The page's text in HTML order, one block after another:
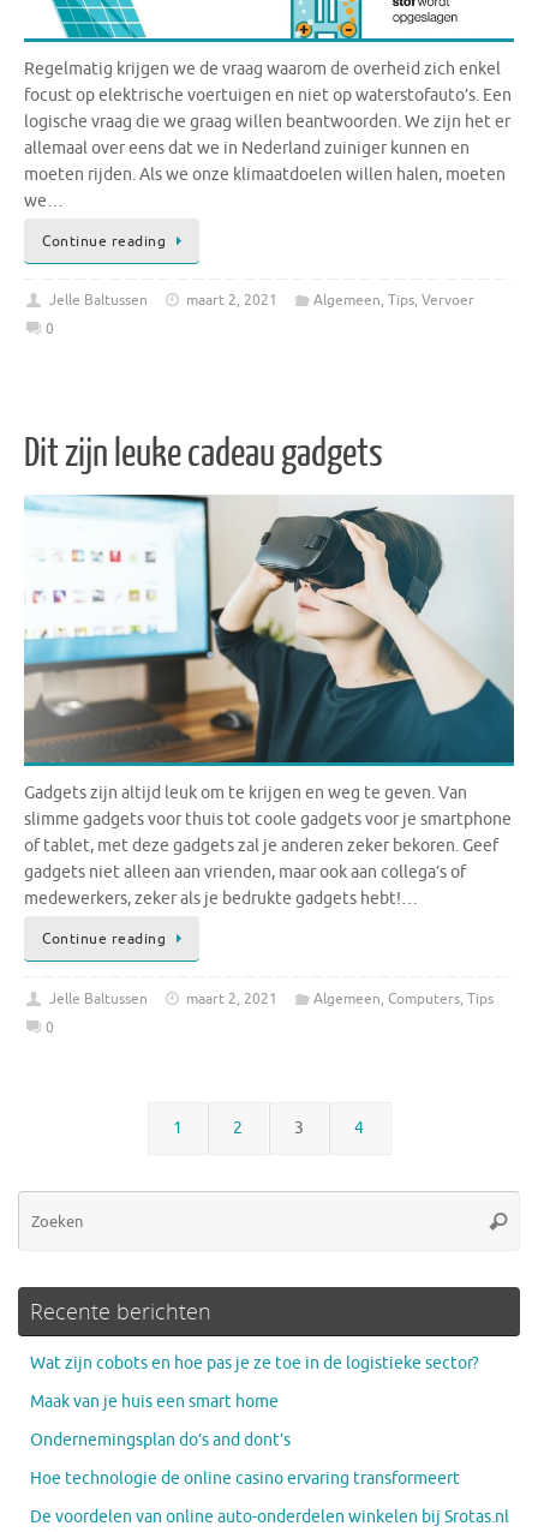
Regelmatig krijgen we de vraag waarom de overheid zich enkel
focust op elektrische voertuigen en niet op waterstofauto’s. Een
logische vraag die we graag willen beantwoorden. We zijn het er
allemaal over eens dat we in Nederland zuiniger kunnen en
moeten rijden. Als we onze klimaatdoelen willen halen, moeten
we…
Continue reading
Jelle Baltussen maart 2, 2021 Algemeen, Tips, Vervoer
0
Dit zijn leuke cadeau gadgets
Gadgets zijn altijd leuk om te krijgen en weg te geven. Van
slimme gadgets voor thuis tot coole gadgets voor je smartphone
of tablet, met deze gadgets zal je anderen zeker bekoren. Geef
gadgets niet alleen aan vrienden, maar ook aan collega’s of
medewerkers, zeker als je bedrukte gadgets hebt!…
Continue reading
Jelle Baltussen maart 2, 2021 Algemeen, Computers, Tips
0
1 2 3 4
Recente berichten
Wat zijn cobots en hoe pas je ze toe in de logistieke sector?
Maak van je huis een smart home
Ondernemingsplan do’s and dont’s
Hoe technologie de online casino ervaring transformeert
De voordelen van online auto-onderdelen winkelen bij Srotas.nl